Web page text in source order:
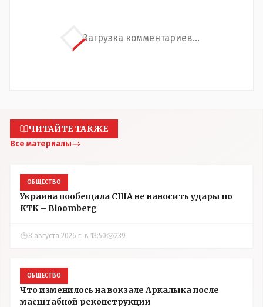
Загрузка комментариев...
ЧИТАЙТЕ ТАКЖЕ
Все материалы
ОБЩЕСТВО
Украина пообещала США не наносить удары по
КТК – Bloomberg
8 августа 2026 г. в 13:50 239
ОБЩЕСТВО
Что изменилось на вокзале Аркалыка после
масштабной реконструкции